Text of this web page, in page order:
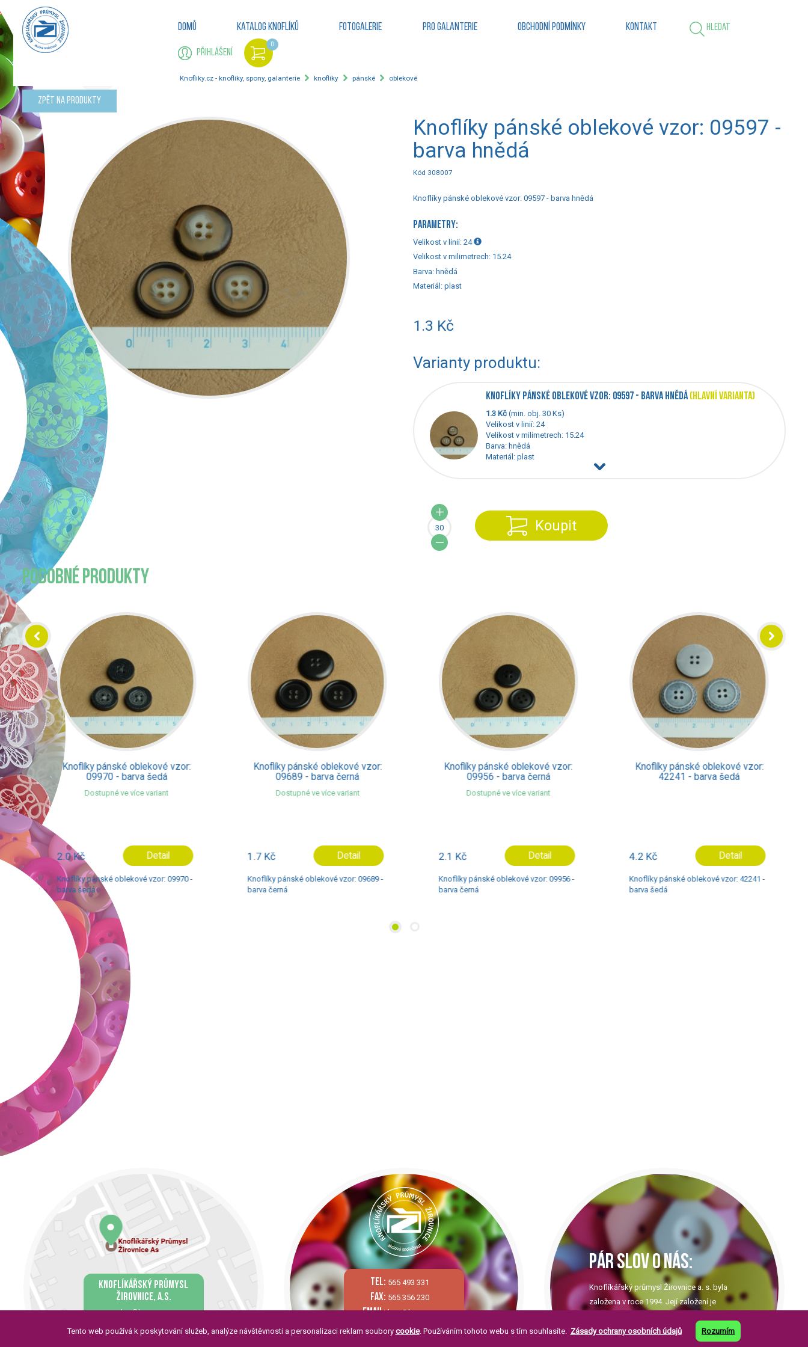
Domů Katalog knoflíků Fotogalerie Pro galanterie Obchodní podmínky Kontakt Hledat
Přihlášení
0
Knofliky.cz - knoflíky, spony, galanterie knoflíky pánské oblekové
Zpět na produkty
Knoflíky pánské oblekové vzor: 09597 -
barva hnědá
Kód 308007
Knoflíky pánské oblekové vzor: 09597 - barva hnědá
PARAMETRY:
Velikost v linií: 24
Velikost v milimetrech: 15.24
Barva: hnědá
Materiál: plast
1.3 Kč
Varianty produktu:
KNOFLÍKY PÁNSKÉ OBLEKOVÉ VZOR: 09597 - BARVA HNĚDÁ(HLAVNÍ VARIANTA)
1.3 Kč (min. obj. 30 Ks)
Velikost v linií: 24
Velikost v milimetrech: 15.24
Barva: hnědá
Materiál: plast
Koupit
PODOBNÉ PRODUKTY
Knoflíky pánské oblekové vzor:
09970 - barva šedá
Dostupné ve více variant
2.0 Kč Detail
Knoflíky pánské oblekové vzor: 09970 -
barva šedá
Knoflíky pánské oblekové vzor:
09689 - barva černá
Dostupné ve více variant
1.7 Kč Detail
Knoflíky pánské oblekové vzor: 09689 -
barva černá
Knoflíky pánské oblekové vzor:
09956 - barva černá
Dostupné ve více variant
2.1 Kč Detail
Knoflíky pánské oblekové vzor: 09956 -
barva černá
Knoflíky pánské oblekové vzor:
42241 - barva šedá
4.2 Kč Detail
Knoflíky pánské oblekové vzor: 42241 -
barva šedá
KNOFLÍKÁŘSKÝ PRŮMYSL
ŽIROVNICE, A.S.
kpz@kpzas.cz
Tyršova 707, 394 68 Žirovnice
tel: 565 493 331
fax: 565 356 230
email:kpz@kpzas.cz
skype:KPZAS
PÁR SLOV O NÁS:
Knoflíkářský průmysl Žirovnice a. s. byla
založena v roce 1994. Její založení je
perleťových knoflíků ve městě Žirovnice.
Tento web používá k poskytování služeb, analýze návštěvnosti a personalizaci reklam soubory cookie. Používáním tohoto webu s tím souhlasíte. Zásady ochrany osobních údajů Rozumím